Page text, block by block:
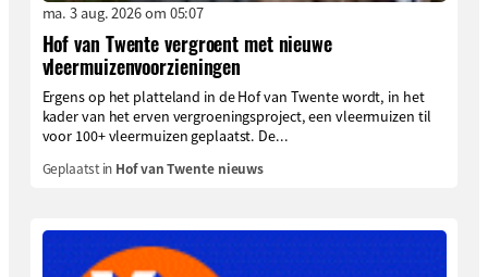
ma. 3 aug. 2026 om 05:07
Hof van Twente vergroent met nieuwe
vleermuizenvoorzieningen
Ergens op het platteland in de Hof van Twente wordt, in het
kader van het erven vergroeningsproject, een vleermuizen til
voor 100+ vleermuizen geplaatst. De...
Geplaatst in Hof van Twente nieuws